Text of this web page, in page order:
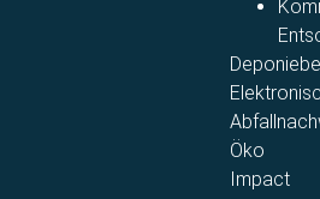
Öko
Impact